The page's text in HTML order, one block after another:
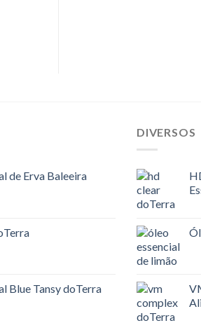
de Erva Baleeira
Blue Tansy doTerra
DIVERSOS